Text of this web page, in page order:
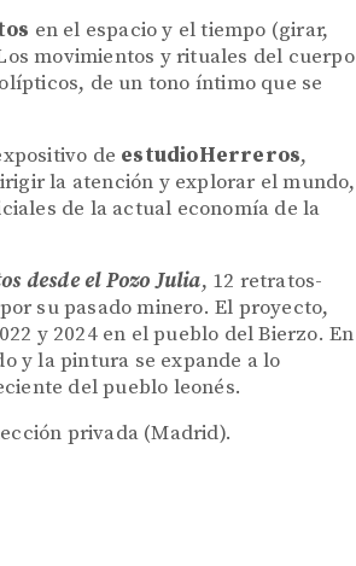
en el espacio y el tiempo (girar,
movimientos y rituales del cuerpo
de un tono íntimo que se
de estudioHerreros,
la atención y explorar el mundo,
de la actual economía de la
desde el Pozo Julia, 12 retratos-
su pasado minero. El proyecto,
y 2024 en el pueblo del Bierzo. En
y la pintura se expande a lo
del pueblo leonés.
privada (Madrid).